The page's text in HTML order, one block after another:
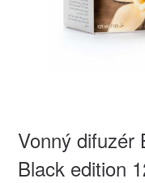
Vonný difuzér
Black edition